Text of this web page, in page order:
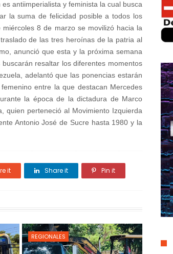
antiimperialista y feminista la cual busca
la suma de felicidad posible a todos los
8 de marzo se movilizó hacia la
de las tres heroínas de la patria al
anunció que esta y la próxima semana
resaltar los diferentes momentos
adelantó que las ponencias estarán
entre la que destacan Mercedes
la época de la dictadura de Marco
quien perteneció al Movimiento Izquierda
Antonio José de Sucre hasta 1980 y la
it Share it Pin it
REGIONALES